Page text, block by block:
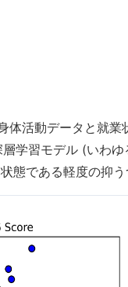
活動データと就
学習モデル (いわ
である軽度の抑